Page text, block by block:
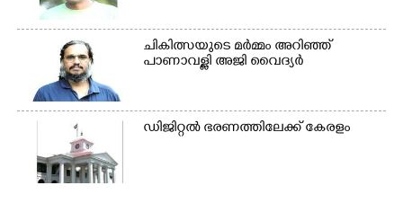
ചികിത്സയുടെ മർമ്മം അറിഞ്ഞ്
പാണാവള്ളി അജി വൈദ്യർ
ഡിജിറ്റൽ ഭരണത്തിലേക്ക് കേരളം